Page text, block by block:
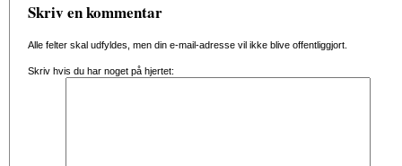
Skriv en kommentar
Alle felter skal udfyldes, men din e-mail-adresse vil ikke blive offentliggjort.
Skriv hvis du har noget på hjertet: